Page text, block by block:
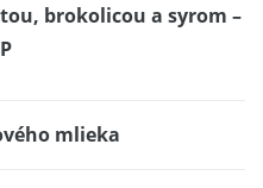
brokolicou a syrom –
mlieka